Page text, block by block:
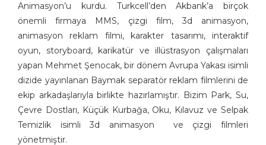
Aziz Yavuzdoğan
Bedri Koraman
Behiç Ak
Behiç Yalçın Ayrancıoğlu
Beytullah Heper
Birol Çün
Burak Ergin
Burhan Solukçu
Burhanettin Ardagil
Animasyon’u kurdu. Turkcell’den Akbank’a birçok
önemli firmaya MMS, çizgi film, 3d animasyon,
animasyon reklam filmi, karakter tasarımı, interaktif
oyun, storyboard, karikatür ve illüstrasyon çalışmaları
yapan Mehmet Şenocak, bir dönem Avrupa Yakası isimli
dizide yayınlanan Baymak separatör reklam filmlerini de
ekip arkadaşlarıyla birlikte hazırlamıştır. Bizim Park, Su,
Çevre Dostları, Küçük Kurbağa, Oku, Kılavuz ve Selpak
Temizlik isimli 3d animasyon ve çizgi filmleri
yönetmiştir.